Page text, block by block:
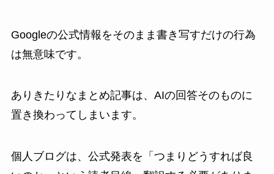
Googleの公式情報をそのまま書き写すだけの行為
は無意味です。
ありきたりなまとめ記事は、AIの回答そのものに
置き換わってしまいます。
個人ブログは、公式発表を「つまりどうすれば良